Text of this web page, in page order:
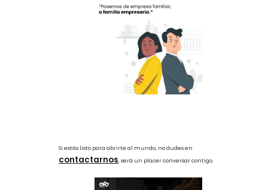
que permitirán a tu empresa fundarse, crecer, expandirse y
diversificarse de forma ordenada y sistemática. Con nuestro
modelo de aceleración empresarial podrás:
Clarificar la visión
Simplificar la ejecución
Adoptar las mejores metodologías
formalizar el proceso completo de la estructura de un gobierno
corporativo exitoso. A su vez, nos especializamos en colaborar
sin importar la fase en que se encuentren. No dejes que las